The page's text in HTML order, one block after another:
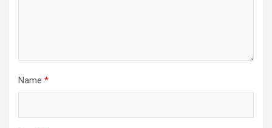
Name *